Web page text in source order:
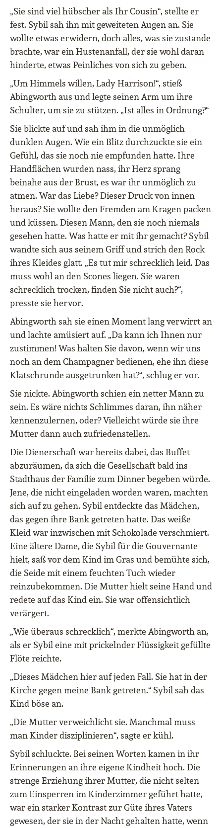
„Sie sind viel hübscher als Ihr Cousin“, stellte er
fest. Sybil sah ihn mit geweiteten Augen an. Sie
wollte etwas erwidern, doch alles, was sie zustande
brachte, war ein Hustenanfall, der sie wohl daran
hinderte, etwas Peinliches von sich zu geben.
„Um Himmels willen, Lady Harrison!“, stieß
Abingworth aus und legte seinen Arm um ihre
Schulter, um sie zu stützen. „Ist alles in Ordnung?“
Sie blickte auf und sah ihm in die unmöglich
dunklen Augen. Wie ein Blitz durchzuckte sie ein
Gefühl, das sie noch nie empfunden hatte. Ihre
Handflächen wurden nass, ihr Herz sprang
beinahe aus der Brust, es war ihr unmöglich zu
atmen. War das Liebe? Dieser Druck von innen
heraus? Sie wollte den Fremden am Kragen packen
und küssen. Diesen Mann, den sie noch niemals
gesehen hatte. Was hatte er mit ihr gemacht? Sybil
wandte sich aus seinem Griff und strich den Rock
ihres Kleides glatt. „Es tut mir schrecklich leid. Das
muss wohl an den Scones liegen. Sie waren
schrecklich trocken, finden Sie nicht auch?“,
presste sie hervor.
Abingworth sah sie einen Moment lang verwirrt an
und lachte amüsiert auf. „Da kann ich Ihnen nur
zustimmen! Was halten Sie davon, wenn wir uns
noch an dem Champagner bedienen, ehe ihn diese
Klatschrunde ausgetrunken hat?“, schlug er vor.
Sie nickte. Abingworth schien ein netter Mann zu
sein. Es wäre nichts Schlimmes daran, ihn näher
kennenzulernen, oder? Vielleicht würde sie ihre
Mutter dann auch zufriedenstellen.
Die Dienerschaft war bereits dabei, das Buffet
abzuräumen, da sich die Gesellschaft bald ins
Stadthaus der Familie zum Dinner begeben würde.
Jene, die nicht eingeladen worden waren, machten
sich auf zu gehen. Sybil entdeckte das Mädchen,
das gegen ihre Bank getreten hatte. Das weiße
Kleid war inzwischen mit Schokolade verschmiert.
Eine ältere Dame, die Sybil für die Gouvernante
hielt, saß vor dem Kind im Gras und bemühte sich,
die Seide mit einem feuchten Tuch wieder
reinzubekommen. Die Mutter hielt seine Hand und
redete auf das Kind ein. Sie war offensichtlich
verärgert.
„Wie überaus schrecklich“, merkte Abingworth an,
als er Sybil eine mit prickelnder Flüssigkeit gefüllte
Flöte reichte.
„Dieses Mädchen hier auf jeden Fall. Sie hat in der
Kirche gegen meine Bank getreten.“ Sybil sah das
Kind böse an.
„Die Mutter verweichlicht sie. Manchmal muss
man Kinder disziplinieren“, sagte er kühl.
Sybil schluckte. Bei seinen Worten kamen in ihr
Erinnerungen an ihre eigene Kindheit hoch. Die
strenge Erziehung ihrer Mutter, die nicht selten
zum Einsperren im Kinderzimmer geführt hatte,
war ein starker Kontrast zur Güte ihres Vaters
gewesen, der sie in der Nacht gehalten hatte, wenn